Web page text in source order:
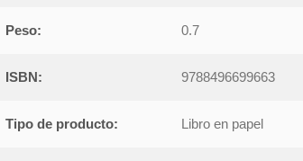
Peso: 0.7
ISBN: 9788496699663
Tipo de producto: Libro en papel